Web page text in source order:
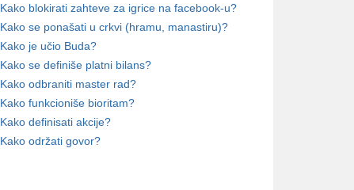
Kako blokirati zahteve za igrice na facebook-u?
Kako se ponašati u crkvi (hramu, manastiru)?
Kako je učio Buda?
Kako se definiše platni bilans?
Kako odbraniti master rad?
Kako funkcioniše bioritam?
Kako definisati akcije?
Kako održati govor?